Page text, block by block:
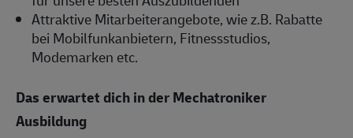
Attraktive Mitarbeiterangebote, wie z.B. Rabatte
bei Mobilfunkanbietern, Fitnessstudios,
Modemarken etc.
Das erwartet dich in der Mechatroniker
Ausbildung